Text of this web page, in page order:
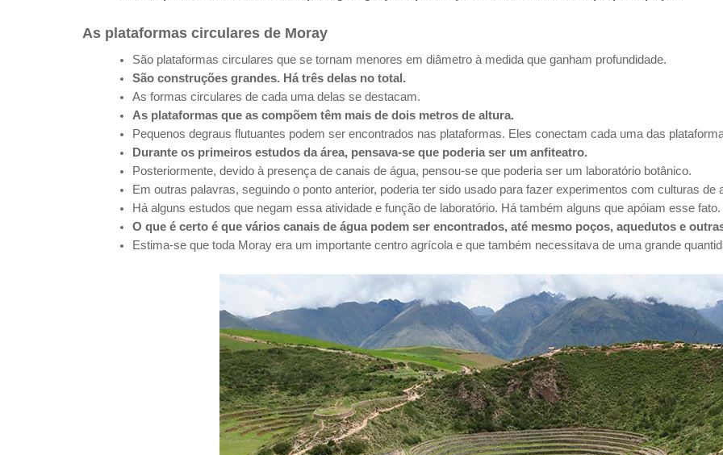
As plataformas circulares de Moray
São plataformas circulares que se tornam menores em diâmetro à medida que ganham profundidade.
São construções grandes. Há três delas no total.
As formas circulares de cada uma delas se destacam.
As plataformas que as compõem têm mais de dois metros de altura.
Pequenos degraus flutuantes podem ser encontrados nas plataformas. Eles conectam cada uma das
Durante os primeiros estudos da área, pensava-se que poderia ser um anfiteatro.
Posteriormente, devido à presença de canais de água, pensou-se que poderia ser um laboratório botânico.
Em outras palavras, seguindo o ponto anterior, poderia ter sido usado para fazer experimentos com culturas de
Há alguns estudos que negam essa atividade e função de laboratório. Há também alguns que apóiam esse fato.
O que é certo é que vários canais de água podem ser encontrados, até mesmo poços, aquedutos e
Estima-se que toda Moray era um importante centro agrícola e que também necessitava de uma grande